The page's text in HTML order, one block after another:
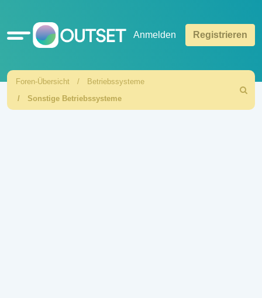
Schnellzugriff Anmelden Registrieren
Foren-Übersicht
Betriebssysteme
Sonstige Betriebssysteme
Suche